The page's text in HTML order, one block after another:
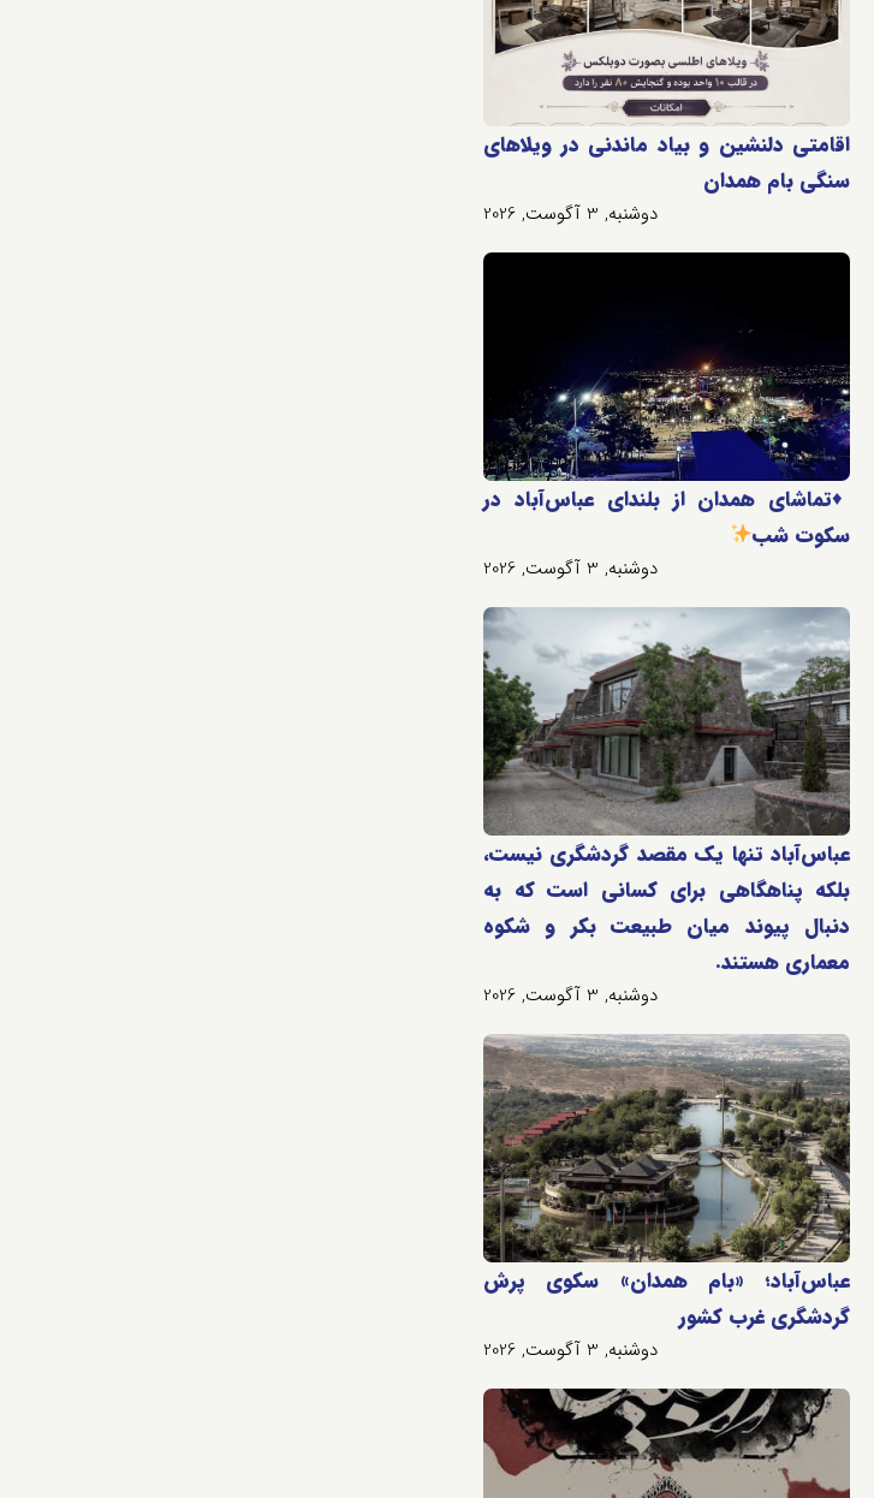
اقامتی دلنشین و بیاد ماندنی در ویلاهای
سنگی بام همدان
دوشنبه, 3 آگوست, 2026
♦️تماشای همدان از بلندای عباس‌آباد در
سکوت شب
دوشنبه, 3 آگوست, 2026
عباس‌آباد تنها یک مقصد گردشگری نیست،
بلکه پناهگاهی برای کسانی است که به
دنبال پیوند میان طبیعت بکر و شکوه
معماری هستند.
دوشنبه, 3 آگوست, 2026
عباس‌آباد؛ «بام همدان» سکوی پرش
گردشگری غرب کشور
دوشنبه, 3 آگوست, 2026